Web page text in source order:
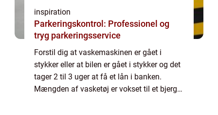
inspiration
Parkeringskontrol: Professionel og
tryg parkeringsservice
Forstil dig at vaskemaskinen er gået i
stykker eller at bilen er gået i stykker og det
tager 2 til 3 uger at få et lån i banken.
Mængden af vasketøj er vokset til et bjerg